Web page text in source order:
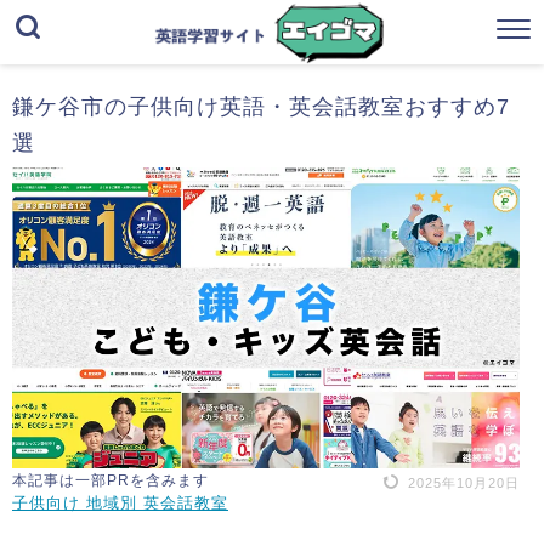
鎌ケ谷市の子供向け英語・英会話教室おすすめ7
選
本記事は一部PRを含みます 2025年10月20日
子供向け 地域別 英会話教室